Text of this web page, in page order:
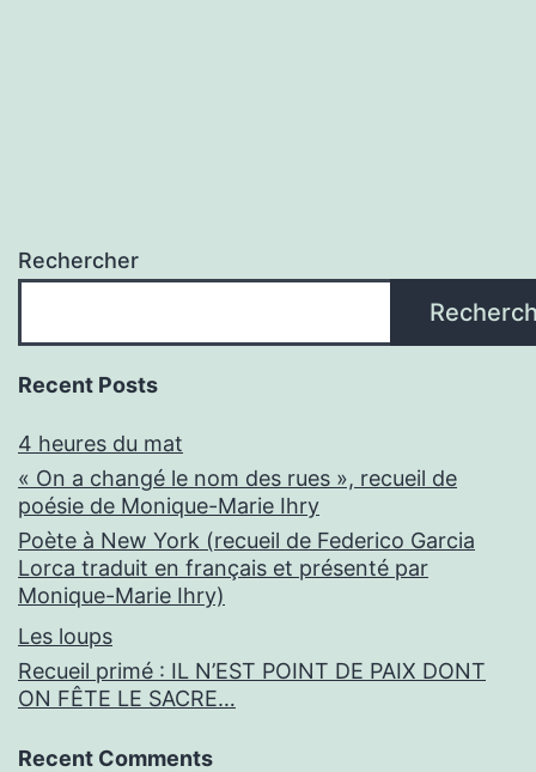
Rechercher
Recent Posts
4 heures du mat
« On a changé le nom des rues », recueil de
poésie de Monique-Marie Ihry
Poète à New York (recueil de Federico Garcia
Lorca traduit en français et présenté par
Monique-Marie Ihry)
Les loups
Recueil primé : IL N’EST POINT DE PAIX DONT
ON FÊTE LE SACRE…
Recent Comments